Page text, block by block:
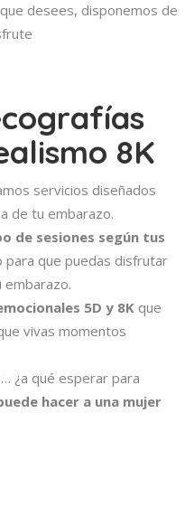
que desees, disponemos de
8K
servicios diseñados
de tu embarazo.
de sesiones según tus
para que puedas disfrutar
5D y 8K que
vivas momentos
¿a qué esperar para
hacer a una mujer